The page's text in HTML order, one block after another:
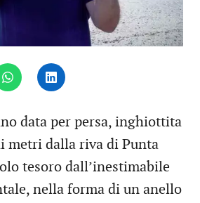
data per persa, inghiottita
metri dalla riva di Punta
tesoro dall’inestimabile
nella forma di un anello